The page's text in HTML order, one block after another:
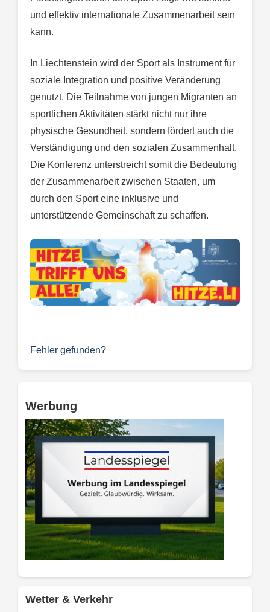
und effektiv internationale Zusammenarbeit sein
kann.
In Liechtenstein wird der Sport als Instrument für
soziale Integration und positive Veränderung
genutzt. Die Teilnahme von jungen Migranten an
sportlichen Aktivitäten stärkt nicht nur ihre
physische Gesundheit, sondern fördert auch die
Verständigung und den sozialen Zusammenhalt.
Die Konferenz unterstreicht somit die Bedeutung
der Zusammenarbeit zwischen Staaten, um
durch den Sport eine inklusive und
unterstützende Gemeinschaft zu schaffen.
Fehler gefunden?
Werbung
Wetter & Verkehr